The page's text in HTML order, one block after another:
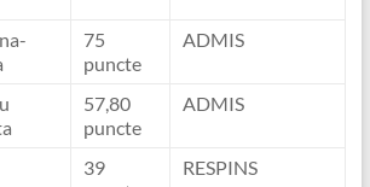
75
puncte
ADMIS
57,80
puncte
ADMIS
39
RESPINS